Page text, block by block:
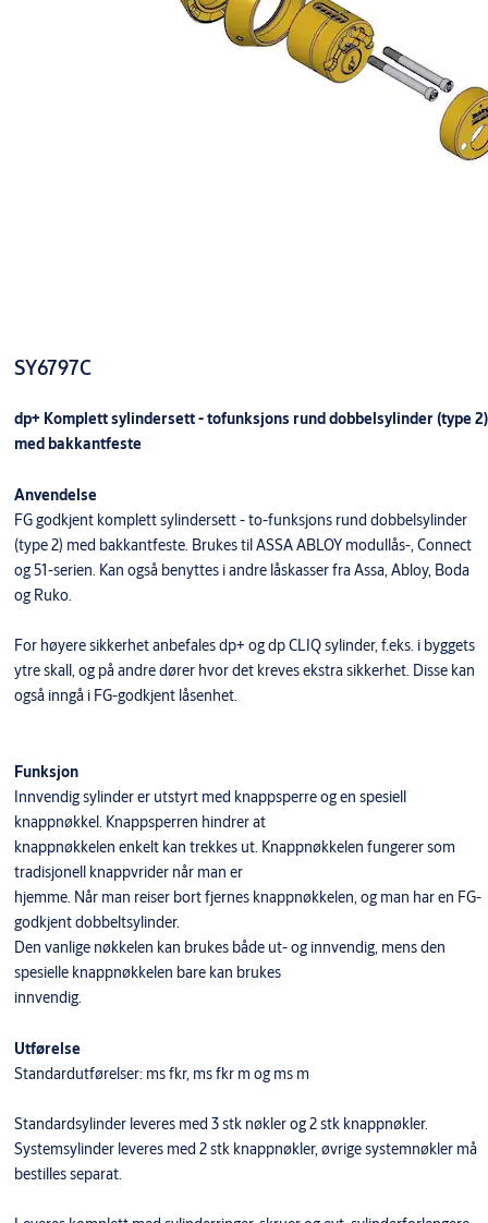
SY6797C
dp+ Komplett sylindersett - tofunksjons rund dobbelsylinder (type 2)
med bakkantfeste
Anvendelse
FG godkjent komplett sylindersett - to-funksjons rund dobbelsylinder
(type 2) med bakkantfeste. Brukes til ASSA ABLOY modullås-, Connect
og 51-serien. Kan også benyttes i andre låskasser fra Assa, Abloy, Boda
og Ruko.
For høyere sikkerhet anbefales dp+ og dp CLIQ sylinder, f.eks. i byggets
ytre skall, og på andre dører hvor det kreves ekstra sikkerhet. Disse kan
også inngå i FG-godkjent låsenhet.
Funksjon
Innvendig sylinder er utstyrt med knappsperre og en spesiell
knappnøkkel. Knappsperren hindrer at
knappnøkkelen enkelt kan trekkes ut. Knappnøkkelen fungerer som
tradisjonell knappvrider når man er
hjemme. Når man reiser bort fjernes knappnøkkelen, og man har en FG-
godkjent dobbeltsylinder.
Den vanlige nøkkelen kan brukes både ut- og innvendig, mens den
spesielle knappnøkkelen bare kan brukes
innvendig.
Utførelse
Standardutførelser: ms fkr, ms fkr m og ms m
Standardsylinder leveres med 3 stk nøkler og 2 stk knappnøkler.
Systemsylinder leveres med 2 stk knappnøkler, øvrige systemnøkler må
bestilles separat.